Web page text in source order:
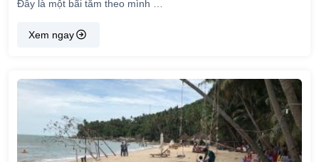
Đây là một bãi tắm theo mình …
Xem ngay